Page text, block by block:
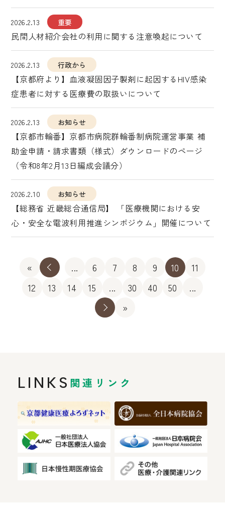
2026.2.13 重要
民間人材紹介会社の利用に関する注意喚起について
2026.2.13 行政から
【京都府より】血液凝固因子製剤に起因するHIV感染
症患者に対する医療費の取扱いについて
2026.2.13 お知らせ
【京都市輪番】京都市病院群輪番制病院運営事業 補
助金申請・請求書類（様式）ダウンロードのページ
（令和8年2月13日編成会議分）
2026.2.10 お知らせ
【総務省 近畿総合通信局】 「医療機関における安
心・安全な電波利用推進シンポジウム」開催について
« « ... 6 7 8 9 10
11
12
13 14 15 ... 30 40 50
...
»
»
LINKS 関連リンク